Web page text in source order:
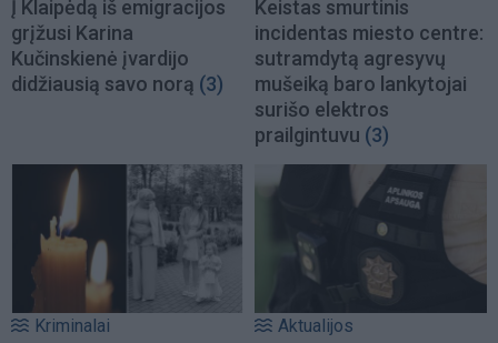
Į Klaipėdą iš emigracijos
grįžusi Karina
Kučinskienė įvardijo
didžiausią savo norą (3)
Keistas smurtinis
incidentas miesto centre:
sutramdytą agresyvų
mušeiką baro lankytojai
surišo elektros
prailgintuvu (3)
Kriminalai Aktualijos